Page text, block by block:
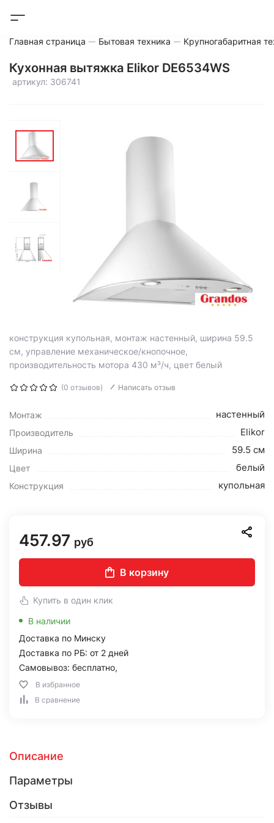
Главная страница Бытовая техника Крупногабаритная
Кухонная вытяжка Elikor DE6534WS
артикул: 306741
конструкция купольная, монтаж настенный, ширина 59.5
см, управление механическое/кнопочное,
производительность мотора 430 м³/ч, цвет белый
(0 отзывов) Написать отзыв
Монтаж настенный
Производитель Elikor
Ширина 59.5 см
Цвет белый
Конструкция купольная
457.97 руб
В корзину
Купить в один клик
В наличии
Доставка по Минску
Доставка по РБ: от 2 дней
Самовывоз: бесплатно,
В избранное
В сравнение
Описание
Параметры
Отзывы